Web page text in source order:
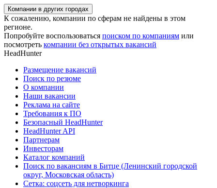
Компании в других городах
К сожалению, компании по сферам не найдены в этом
регионе.
Попробуйте воспользоваться поиском по компаниям или
посмотреть компании без открытых вакансий
HeadHunter
Размещение вакансий
Поиск по резюме
О компании
Наши вакансии
Реклама на сайте
Требования к ПО
Безопасный HeadHunter
HeadHunter API
Партнерам
Инвесторам
Каталог компаний
Поиск по вакансиям в Битце (Ленинский городской
округ, Московская область)
Сетка: соцсеть для нетворкинга